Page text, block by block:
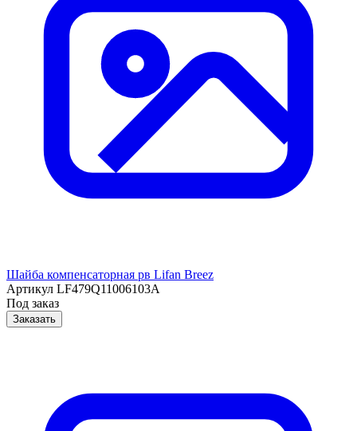
Шайба компенсаторная рв Lifan Breez
Артикул LF479Q11006103A
Под заказ
Заказать